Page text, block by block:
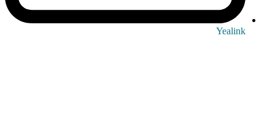
Yealink